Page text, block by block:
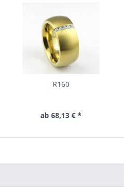
R160
ab 68,13 € *